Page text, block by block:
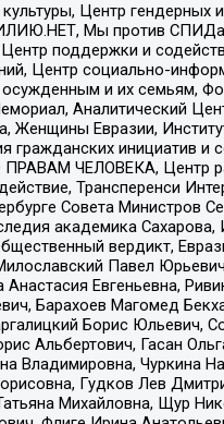
Центр
Мы против
поддержки и
Центр социально-
и их семьям,
Аналитический
Женщины Евразии,
инициатив и
ЧЕЛОВЕКА, Центр
Трансперенси
Совета Министров
академика
вердикт,
Павел
Евгеньевна,
Барахоев Магомед
Борис Юльевич,
Альбертович, Гасан
Владимировна, Чуркина
Гудков Лев
Михайловна, Щур